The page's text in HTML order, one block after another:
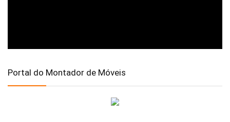
Portal do Montador de Móveis